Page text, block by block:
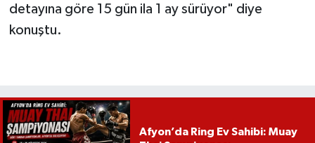
detayına göre 15 gün ila 1 ay sürüyor" diye
konuştu.
Afyon’da Ring Ev Sahibi: Muay